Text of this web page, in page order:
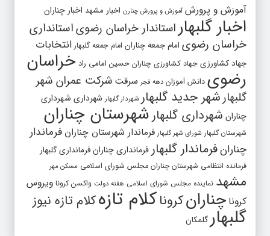
آموزش و پرورش آموزش و پرورش چنارن اخبار مشهد اخبار چناران
اخبار گلبهار استاندار خراسان رضویاستانداری
خراسان رضوی امام جمعه چناران امام جمعه گلبهار انتخابات
جهاد کشاورزی جهاد کشاورزی چناران حسین امامی راد خراسان
رضوی دانش آموزان دهه فجر سرقت شرکت عمران شهر
گلبهارشهر جدید گلبهار شهردار گلبهار شهرداری شهرداری
چناران شهرداری گلبهارشهرستان چناران
شهرستان گلبهار شورای شهر گلبهار فرماندار شهرستان چناران فرماندار
چنارانفرماندار گلبهار فرمانداری چنارانفرمانداری گلبهار
فرمانده انتظامی شهرستان چناران مجلس شورای اسلامی مسکن مهر
مشهد نماینده مجلس شورای اسلامی هفته دولت واکسن کرونا ویروس
کرونا چنارانکروناکلام تازهکلام تازه نیوز
گلبهارگلمکان